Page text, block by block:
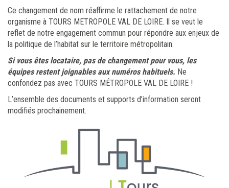
Ce changement de nom réaffirme le rattachement de notre
organisme à TOURS METROPOLE VAL DE LOIRE. Il se veut le
reflet de notre engagement commun pour répondre aux enjeux de
la politique de l’habitat sur le territoire métropolitain.
Si vous êtes locataire, pas de changement pour vous, les
équipes restent joignables aux numéros habituels. Ne
confondez pas avec TOURS MÉTROPOLE VAL DE LOIRE !
L’ensemble des documents et supports d’information seront
modifiés prochainement.